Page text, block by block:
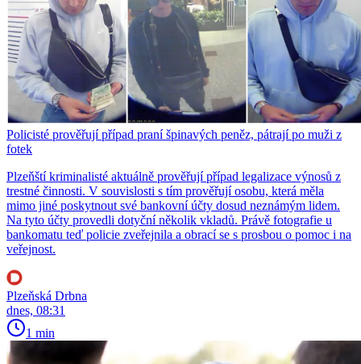
Policisté prověřují případ praní špinavých peněz, pátrají po muži z
fotek
Plzeňští kriminalisté aktuálně prověřují případ legalizace výnosů z
trestné činnosti. V souvislosti s tím prověřují osobu, která měla
mimo jiné poskytnout své bankovní účty dosud neznámým lidem.
Na tyto účty provedli dotyční několik vkladů. Právě fotografie u
bankomatu teď policie zveřejnila a obrací se s prosbou o pomoc i na
veřejnost.
Plzeňská Drbna
dnes, 08:31
1 min